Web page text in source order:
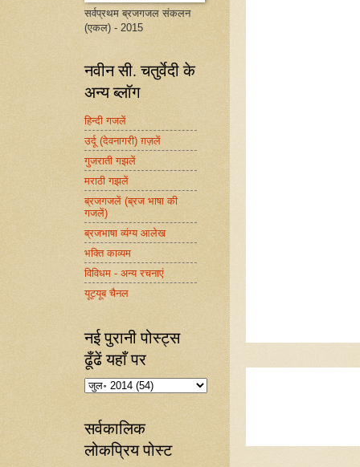
सर्वप्रथम ब्रजगजल संकलन
(एकल) - 2015
नवीन सी. चतुर्वेदी के
अन्य ब्लॉग
हिन्दी गजलें
उर्दू (देवनागरी) ग़ज़लें
गुजराती गझलें
मराठी गझलें
ब्रजगजलें (ब्रज भाषा की
गजलें)
ब्रजभाषा व्यंग्य आलेख
भक्ति काव्यम
विविधम - अन्य रचनाएं
यूट्यूब चैनल
नई पुरानी पोस्ट्स
ढूँढें यहाँ पर
सर्वकालिक
लोकप्रिय पोस्ट